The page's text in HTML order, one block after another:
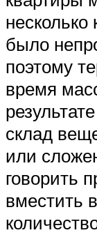
было
поэтому
время
склад
или
говорить
вместить